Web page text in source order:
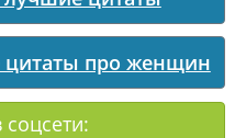
цитаты про женщин